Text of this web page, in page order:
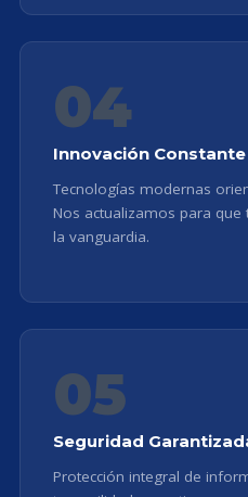
04
Innovación Constante
Tecnologías modernas
Nos actualizamos para
la vanguardia.
05
Seguridad
Protección integral de